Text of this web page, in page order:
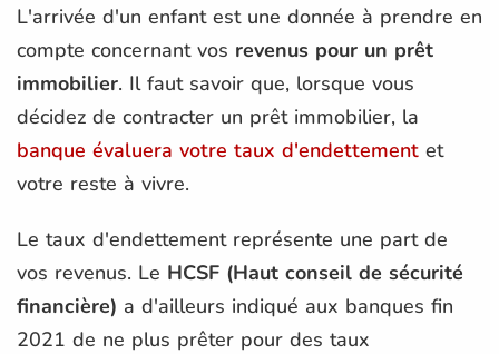
L'arrivée d'un enfant est une donnée à prendre en
compte concernant vos revenus pour un prêt
immobilier. Il faut savoir que, lorsque vous
décidez de contracter un prêt immobilier, la
banque évaluera votre taux d'endettement et
votre reste à vivre.
Le taux d'endettement représente une part de
vos revenus. Le HCSF (Haut conseil de sécurité
financière) a d'ailleurs indiqué aux banques fin
2021 de ne plus prêter pour des taux